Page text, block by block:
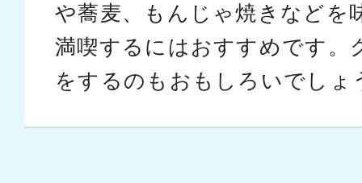
や蕎麦、もんじゃ焼きなどを
満喫するにはおすすめです。
をするのもおもしろいでしょ